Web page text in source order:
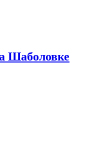
Шаболовке